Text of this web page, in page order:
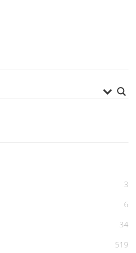
3
6
34
519